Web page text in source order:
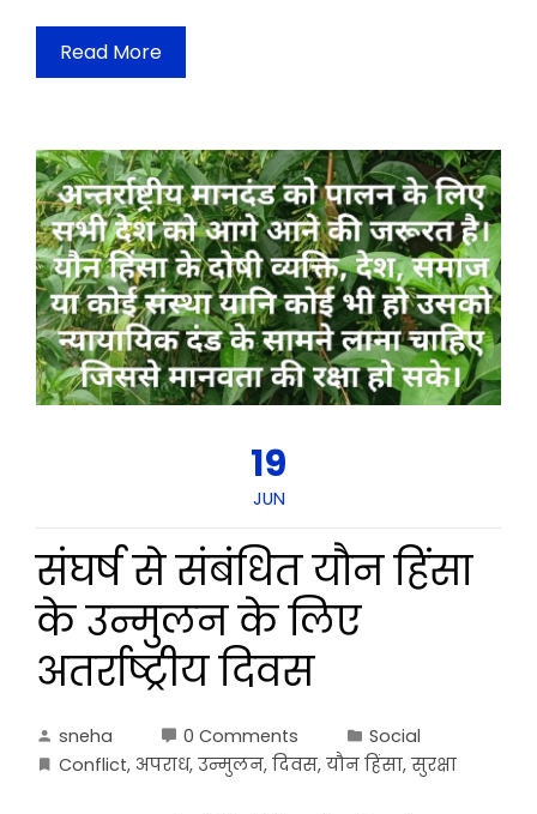
Read More
19
JUN
संघर्ष से संबंधित यौन हिंसा
के उन्मुलन के लिए
अतर्राष्ट्रीय दिवस
sneha 0 Comments
Social
Conflict, अपराध, उन्मुलन, दिवस, यौन हिंसा, सुरक्षा